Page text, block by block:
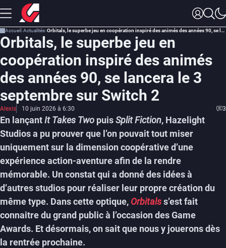
Accueil Actualités Orbitals, le superbe jeu en coopération inspiré des animés des années 90, se lancera le 3 septembre sur Switch 2
Orbitals, le superbe jeu en
coopération inspiré des animés
des années 90, se lancera le 3
septembre sur Switch 2
Alexis 10 juin 2026 à 6:30 3
En lançantIt Takes Two puisSplit Fiction, Hazelight
Studios a pu prouver que l’on pouvait tout miser
uniquement sur la dimension coopérative d’une
expérience action-aventure afin de la rendre
mémorable. Un constat qui a donné des idées à
d’autres studios pour réaliser leur propre création du
même type. Dans cette optique, Orbitalss’est fait
connaitre du grand public à l’occasion des Game
Awards. Et désormais, on sait que nous y jouerons dès
la rentrée prochaine.